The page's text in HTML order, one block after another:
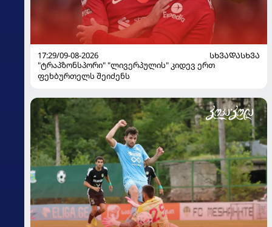
17:29/09-08-2026
ᲡᲮᲕᲐᲓᲐᲡᲮᲕᲐ
"ტრაპზონსპორი" "ლივერპულის" კიდევ ერთ
ფეხბურთელს შეიძენს